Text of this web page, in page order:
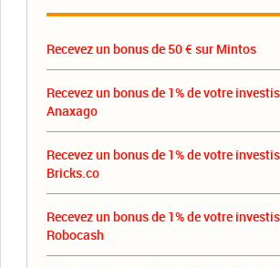
Recevez un bonus de 50 € sur Mintos
Recevez un bonus de 1% de votre
Anaxago
Recevez un bonus de 1% de votre
Bricks.co
Recevez un bonus de 1% de votre
Robocash